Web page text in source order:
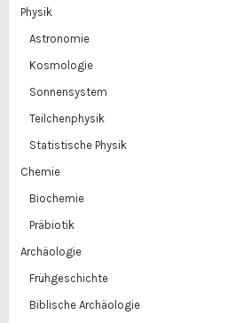
Physik
Astronomie
Kosmologie
Sonnensystem
Teilchenphysik
Statistische Physik
Chemie
Biochemie
Präbiotik
Archäologie
Frühgeschichte
Biblische Archäologie